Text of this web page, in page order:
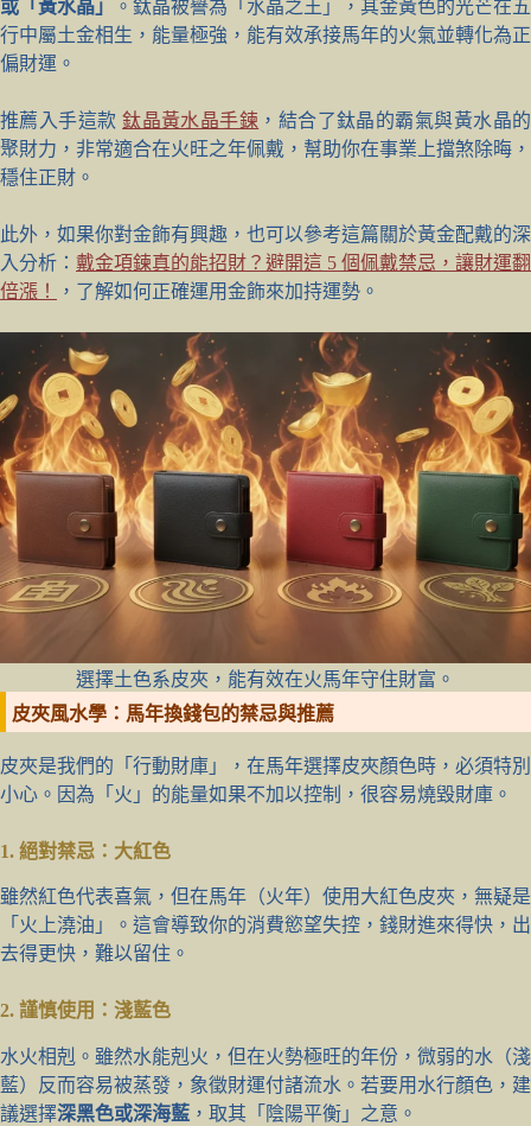
或「黃水晶」
。鈦晶被譽為「水晶之王」，其金黃色的光芒在五
行中屬土金相生，能量極強，能有效承接馬年的火氣並轉化為正
偏財運。
推薦入手這款鈦晶黃水晶手鍊 ，結合了鈦晶的霸氣與黃水晶的
聚財力，非常適合在火旺之年佩戴，幫助你在事業上擋煞除晦，
穩住正財。
此外，如果你對金飾有興趣，也可以參考這篇關於黃金配戴的深
入分析： 戴金項鍊真的能招財？避開這 5 個佩戴禁忌，讓財運翻
倍漲！
，了解如何正確運用金飾來加持運勢。
選擇土色系皮夾，能有效在火馬年守住財富。
皮夾風水學：馬年換錢包的禁忌與推薦
皮夾是我們的「行動財庫」，在馬年選擇皮夾顏色時，必須特別
小心。因為「火」的能量如果不加以控制，很容易燒毀財庫。
1. 絕對禁忌：大紅色
雖然紅色代表喜氣，但在馬年（火年）使用大紅色皮夾，無疑是
「火上澆油」。這會導致你的消費慾望失控，錢財進來得快，出
去得更快，難以留住。
2. 謹慎使用：淺藍色
水火相剋。雖然水能剋火，但在火勢極旺的年份，微弱的水（淺
藍）反而容易被蒸發，象徵財運付諸流水。若要用水行顏色，建
議選擇深黑色或深海藍 ，取其「陰陽平衡」之意。